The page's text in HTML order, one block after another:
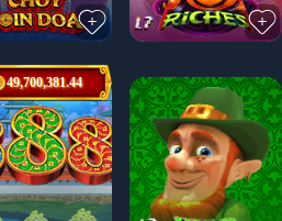
49,700,381.44